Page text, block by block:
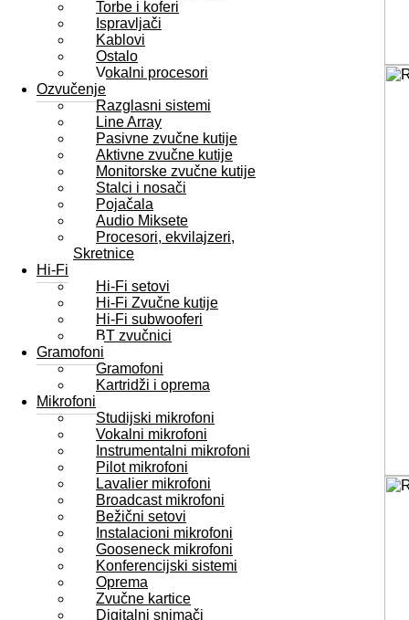
Torbe i koferi
Ispravljači
Kablovi
Ostalo
Vokalni procesori
Ozvučenje
Razglasni sistemi
Line Array
Pasivne zvučne kutije
Aktivne zvučne kutije
Monitorske zvučne kutije
Stalci i nosači
Pojačala
Audio Miksete
Procesori, ekvilajzeri,
Skretnice
Hi-Fi
Hi-Fi setovi
Hi-Fi Zvučne kutije
Hi-Fi subwooferi
BT zvučnici
Gramofoni
Gramofoni
Kartridži i oprema
Mikrofoni
Studijski mikrofoni
Vokalni mikrofoni
Instrumentalni mikrofoni
Pilot mikrofoni
Lavalier mikrofoni
Broadcast mikrofoni
Bežični setovi
Instalacioni mikrofoni
Gooseneck mikrofoni
Konferencijski sistemi
Oprema
Zvučne kartice
Digitalni snimači